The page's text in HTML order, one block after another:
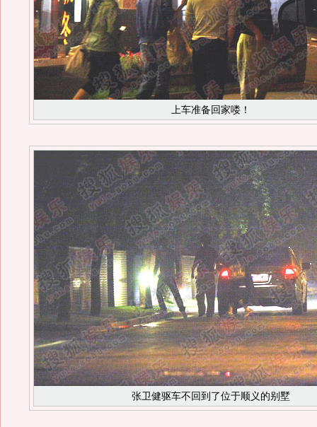
上车准备回家喽！
张卫健驱车不回到了位于顺义的别墅